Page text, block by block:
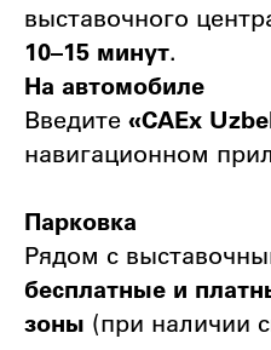
выставочного
10–15 минут.
На автомобиле
Введите «CAEx
навигационном
Парковка
Рядом с
бесплатные и
зоны (при наличии